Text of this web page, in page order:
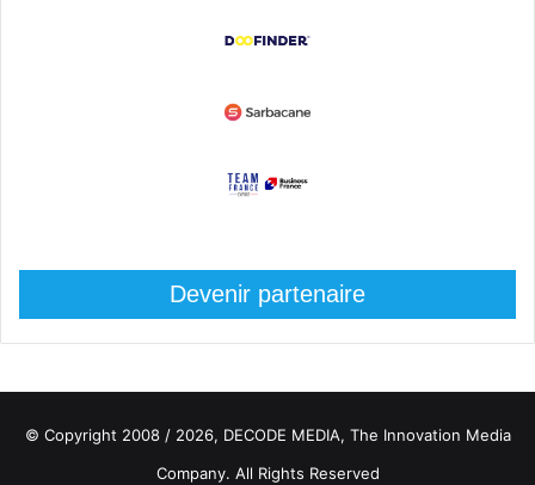
Devenir partenaire
© Copyright 2008 / 2026, DECODE MEDIA, The Innovation Media
Company. All Rights Reserved